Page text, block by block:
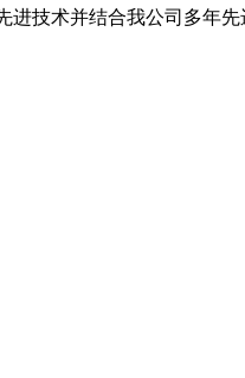
技术并结合我公司多年